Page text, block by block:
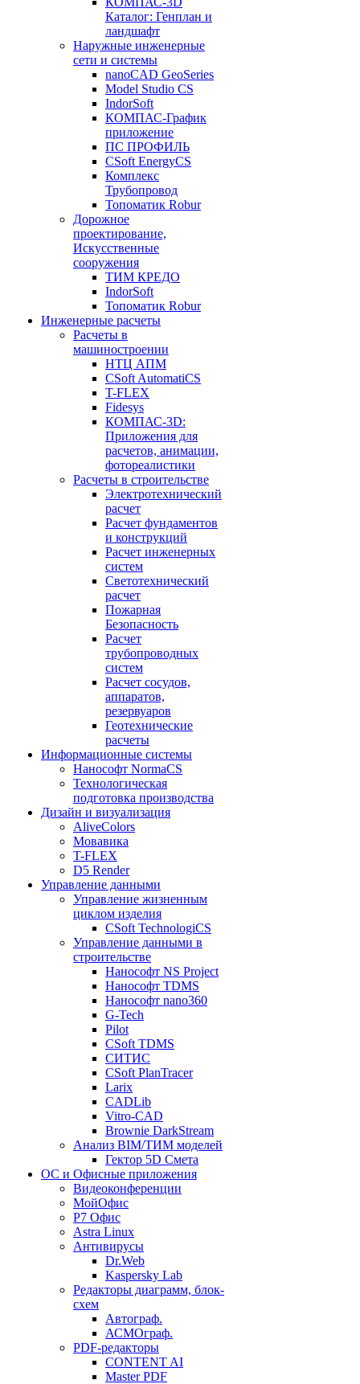
Каталог: Генплан и
ландшафт
Наружные инженерные
сети и системы
nanoCAD GeoSeries
Model Studio CS
IndorSoft
КОМПАС-График
приложение
ПС ПРОФИЛЬ
CSoft EnergyCS
Комплекс
Трубопровод
Топоматик Robur
Дорожное
проектирование,
Искусственные
сооружения
ТИМ КРЕДО
IndorSoft
Топоматик Robur
Инженерные расчеты
Расчеты в
машиностроении
НТЦ АПМ
CSoft AutomatiCS
T-FLEX
Fidesys
КОМПАС-3D:
Приложения для
расчетов, анимации,
фотореалистики
Расчеты в строительстве
Электротехнический
расчет
Расчет фундаментов
и конструкций
Расчет инженерных
систем
Светотехнический
расчет
Пожарная
Безопасность
Расчет
трубопроводных
систем
Расчет сосудов,
аппаратов,
резервуаров
Геотехнические
расчеты
Информационные системы
Нанософт NormaCS
Технологическая
подготовка производства
Дизайн и визуализация
AliveColors
Мовавика
T-FLEX
D5 Render
Управление данными
Управление жизненным
циклом изделия
CSoft TechnologiCS
Управление данными в
строительстве
Нанософт NS Project
Нанософт TDMS
Нанософт nano360
G-Tech
Pilot
CSoft TDMS
СИТИС
CSoft PlanTracer
Larix
CADLib
Vitro-CAD
Brownie DarkStream
Анализ BIM/ТИМ моделей
Гектор 5D Смета
ОС и Офисные приложения
Видеоконференции
МойОфис
P7 Офис
Astra Linux
Антивирусы
Dr.Web
Kaspersky Lab
Редакторы диаграмм, блок-
схем
Автограф.
АСМОграф.
PDF-редакторы
CONTENT AI
Master PDF